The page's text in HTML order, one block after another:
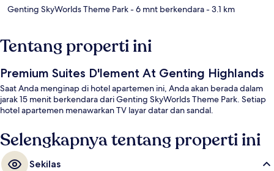
Genting SkyWorlds Theme Park- 6 mnt berkendara- 3.1 km
Tentang properti ini
Premium Suites D'lement At Genting Highlands
Saat Anda menginap di hotel apartemen ini, Anda akan berada dalam
jarak 15 menit berkendara dari Genting SkyWorlds Theme Park. Setiap
hotel apartemen menawarkan TV layar datar dan sandal.
Selengkapnya tentang properti ini
Sekilas